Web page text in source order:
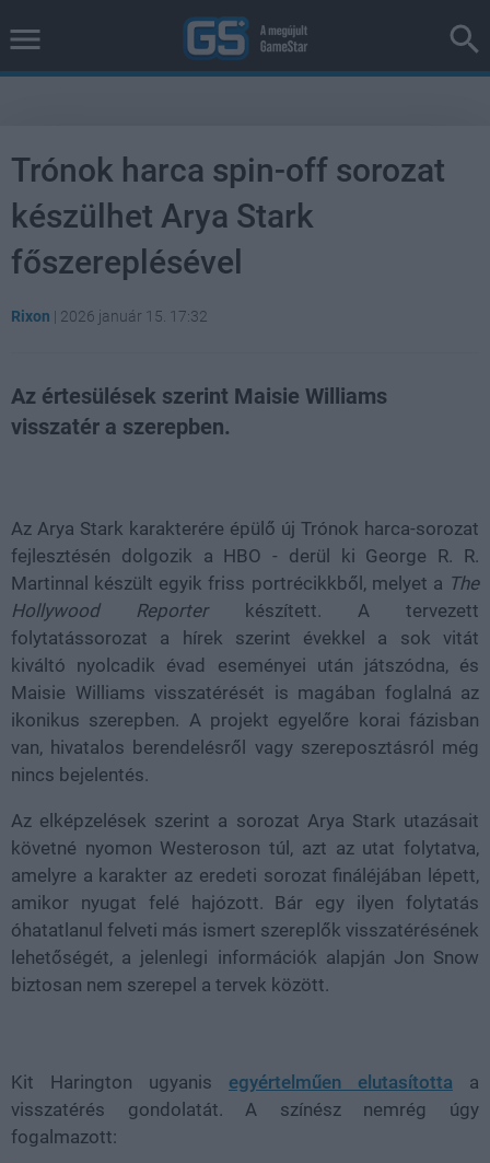
Trónok harca spin-off sorozat
készülhet Arya Stark
főszereplésével
Rixon | 2026 január 15. 17:32
Az értesülések szerint Maisie Williams
visszatér a szerepben.
Az Arya Stark karakterére épülő új Trónok harca-sorozat
fejlesztésén dolgozik a HBO - derül ki George R. R.
Martinnal készült egyik friss portrécikkből, melyet a The
Hollywood Reporterkészített. A tervezett
folytatássorozat a hírek szerint évekkel a sok vitát
kiváltó nyolcadik évad eseményei után játszódna, és
Maisie Williams visszatérését is magában foglalná az
ikonikus szerepben. A projekt egyelőre korai fázisban
van, hivatalos berendelésről vagy szereposztásról még
nincs bejelentés.
Az elképzelések szerint a sorozat Arya Stark utazásait
követné nyomon Westeroson túl, azt az utat folytatva,
amelyre a karakter az eredeti sorozat fináléjában lépett,
amikor nyugat felé hajózott. Bár egy ilyen folytatás
óhatatlanul felveti más ismert szereplők visszatérésének
lehetőségét, a jelenlegi információk alapján Jon Snow
biztosan nem szerepel a tervek között.
Kit Harington ugyanis egyértelműen elutasította a
visszatérés gondolatát. A színész nemrég úgy
fogalmazott: